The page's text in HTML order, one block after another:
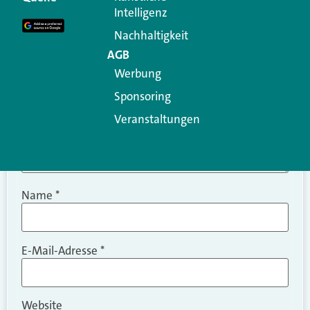
Kommentar
Name *
E-Mail-Adresse *
Website
Intelligenz
Nachhaltigkeit
AGB
Werbung
Sponsoring
Veranstaltungen